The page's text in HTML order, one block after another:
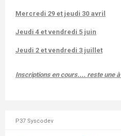
Mercredi 29 et jeudi 30 avril
Jeudi 4 et vendredi 5 juin
Jeudi 2 et vendredi 3 juillet
Inscriptions en cours.... reste une
P37 Syscodev